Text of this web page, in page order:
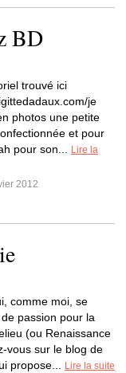
BD
trouvé ici
je
photos une petite
et pour
pour son...
Lire la
2012
comme moi, se
passion pour la
(ou Renaissance
vous sur le blog de
propose...
Lire la suite